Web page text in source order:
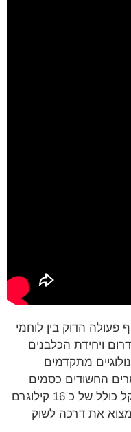
הדוק בין לוחמי
ויחידת הכלבנים
מתקדמים
החשודים כסמים
מסוג קוקאין חשיש ומריחואנה במשקל כולל של כ 16 קילוגרם
את דרכה לשוק